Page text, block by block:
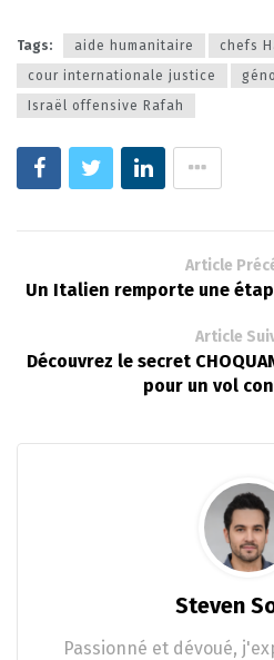
Tags: aide humanitaire
chefs
cour internationale justice
Israël offensive Rafah
Article
Un Italien remporte une
Article
Découvrez le secret
pour un vol
Steven
Passionné et dévoué,